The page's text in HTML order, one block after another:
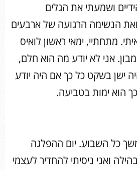
ושמעתי את הגלים
הנשימה הרגועה של ארבעים
מתחתיי, ימאי ראשון לואיס
אני לא יודע מה הוא חלם,
ישן בשקט כל כך אם היה יודע
הוא ימות בטביעה.
כל השבוע. יום ההפלגה
ואני ניסיתי להחדיר לעצמי